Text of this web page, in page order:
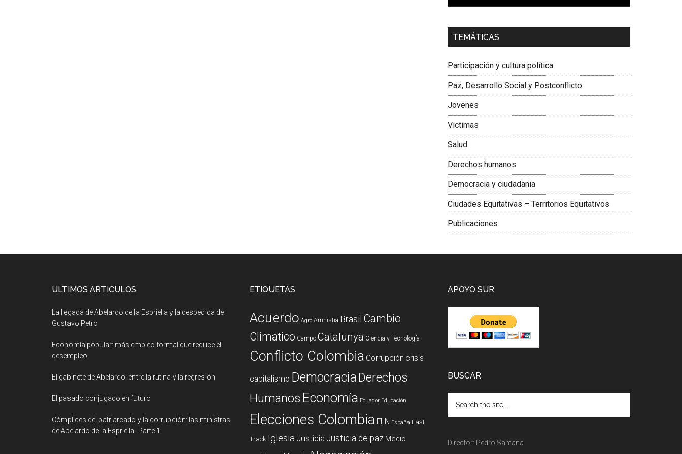
Dra. Carolina Corcho Mejía,
Latinoamericana Sur, Vicepresidenta Federación
TEMÁTICAS
Participación y cultura política
Paz, Desarrollo Social y Postconflicto
Jovenes
Victimas
Salud
Derechos humanos
Democracia y ciudadania
Ciudades Equitativas – Territorios Equitativos
Publicaciones
ULTIMOS ARTICULOS
La llegada de Abelardo de la Espriella y la despedida de
Gustavo Petro
Economía popular: más empleo formal que reduce el
desempleo
El gabinete de Abelardo: entre la rutina y la regresión
El pasado conjugado en futuro
Cómplices del patriarcado y la corrupción: las ministras
de Abelardo de la Espriella- Parte 1
ETIQUETAS
Acuerdo Agro Amnistia Brasil Cambio
Climatico Campo Catalunya Ciencia y Tecnología
Conflicto Colombia Corrupción crisis
capitalismo DemocraciaDerechos
Humanos Economía Ecuador Educación
Elecciones Colombia ELN España Fast
Track Iglesia Justicia Justicia de paz Medio
APOYO SUR
BUSCAR
Director: Pedro Santana